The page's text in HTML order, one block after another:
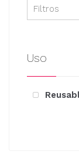
Filtros
Uso